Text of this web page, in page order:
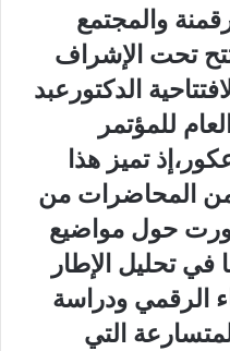
والمجتمع
تحت الإشراف
الدكتورعبد
للمؤتمر
تميز هذا
من المحاضرات من
حول مواضيع
تحليل الإطار
الرقمي ودراسة
التي